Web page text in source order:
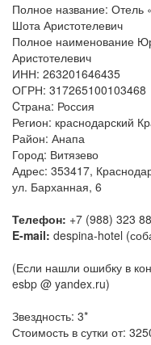
Полное название: Отель
Шота Аристотелевич
Полное наименование
Аристотелевич
ИНН: 263201646435
ОГРН: 317265100103468
Cтрана: Россия
Регион: краснодарский
Район: Анапа
Город: Витязево
Адрес: 353417,
ул. Барханная, 6
Телефон: +7 (988) 323
E-mail: despina-hotel
(Если нашли ошибку в
esbp @ yandex.ru)
Звездность: 3*
Стоимость в сутки от: